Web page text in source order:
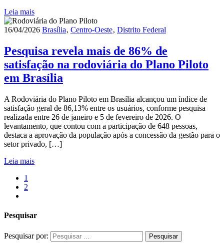
Leia mais
16/04/2026 Brasília‚ Centro-Oeste‚ Distrito Federal
Pesquisa revela mais de 86% de
satisfação na rodoviária do Plano Piloto
em Brasília
A Rodoviária do Plano Piloto em Brasília alcançou um índice de
satisfação geral de 86,13% entre os usuários, conforme pesquisa
realizada entre 26 de janeiro e 5 de fevereiro de 2026. O
levantamento, que contou com a participação de 648 pessoas,
destaca a aprovação da população após a concessão da gestão para o
setor privado, […]
Leia mais
1
2
Pesquisar
Pesquisar por: